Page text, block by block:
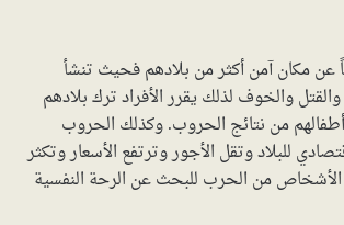
عن مكان آمن أكثر من بلادهم فحيث تنشأ
والخوف لذلك يقرر الأفراد ترك بلادهم
من نتائج الحروب. وكذلك الحروب
للبلاد وتقل الأجور وترتفع الأسعار وتكثر
من الحرب للبحث عن الرحة النفسية